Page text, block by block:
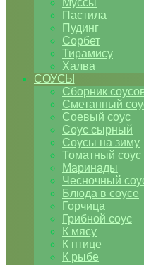
Муссы
Пастила
Пудинг
Сорбет
Тирамису
Халва
СОУСЫ
Сборник
Сметанный
Соевый соус
Соус сырный
Соусы на зиму
Томатный соус
Маринады
Чесночный
Блюда в соусе
Горчица
Грибной соус
К мясу
К птице
К рыбе